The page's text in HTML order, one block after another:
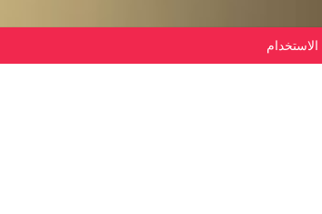
الاستخدام